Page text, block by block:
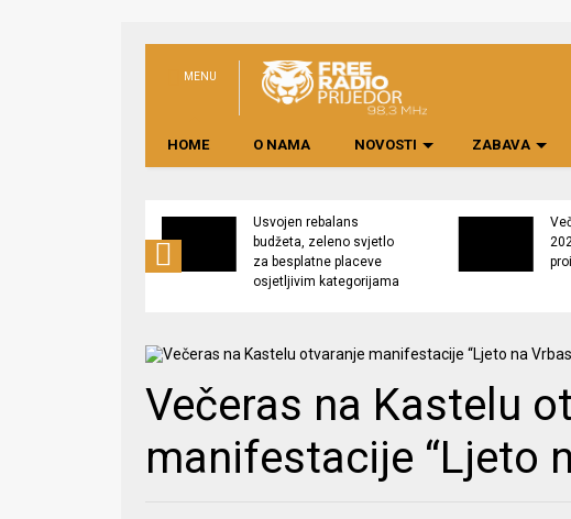
MENU
HOME O NAMA NOVOSTI ZABAVA
Usvojen rebalans
budžeta, zeleno svjetlo
za besplatne placeve
osjetljivim kategorijama
Večeras na Kastelu
manifestacije “Ljeto